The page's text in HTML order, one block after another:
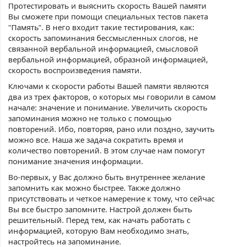
Протестировать и выяснить скорость Вашей памяти
Вы сможете при помощи специальных тестов пакета
"Память". В него входит такие тестирования, как:
скорость запоминания бессмысленных слогов, не
связанной вербальной информацией, смысловой
вербальной информацией, образной информацией,
скорость воспроизведения памяти.
Ключами к скорости работы Вашей памяти являются
два из трех факторов, о которых мы говорили в самом
начале: значение и понимание. Увеличить скорость
запоминания можно не только с помощью
повторений. Ибо, повторяя, рано или поздно, заучить
можно все. Наша же задача сократить время и
количество повторений. В этом случае нам помогут
понимание значения информации.
Во-первых, у Вас должно быть внутреннее желание
запомнить как можно быстрее. Также должно
присутствовать и четкое намерение к тому, что сейчас
Вы все быстро запомните. Настрой должен быть
решительный. Перед тем, как начать работать с
информацией, которую Вам необходимо знать,
настройтесь на запоминание.